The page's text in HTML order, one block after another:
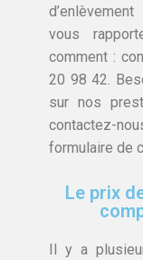
vous
comment :
20 98 42.
sur nos
contactez-
formulaire de
Le prix
Il y a